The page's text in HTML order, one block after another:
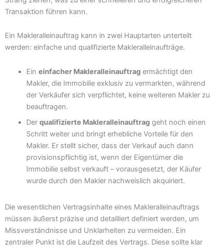
Transaktion führen kann.
Ein Makleralleinauftrag kann in zwei Hauptarten unterteilt
werden: einfache und qualifizierte Makleralleinaufträge.
Ein einfacher Makleralleinauftragermächtigt den
Makler, die Immobilie exklusiv zu vermarkten, während
der Verkäufer sich verpflichtet, keine weiteren Makler zu
beauftragen.
Der qualifizierte Makleralleinauftraggeht noch einen
Schritt weiter und bringt erhebliche Vorteile für den
Makler. Er stellt sicher, dass der Verkauf auch dann
provisionspflichtig ist, wenn der Eigentümer die
Immobilie selbst verkauft – vorausgesetzt, der Käufer
wurde durch den Makler nachweislich akquiriert.
Die wesentlichen Vertragsinhalte eines Makleralleinauftrags
müssen äußerst präzise und detailliert definiert werden, um
Missverständnisse und Unklarheiten zu vermeiden. Ein
zentraler Punkt ist die Laufzeit des Vertrags. Diese sollte klar